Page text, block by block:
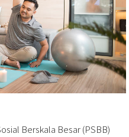
Berskala Besar (PSBB)